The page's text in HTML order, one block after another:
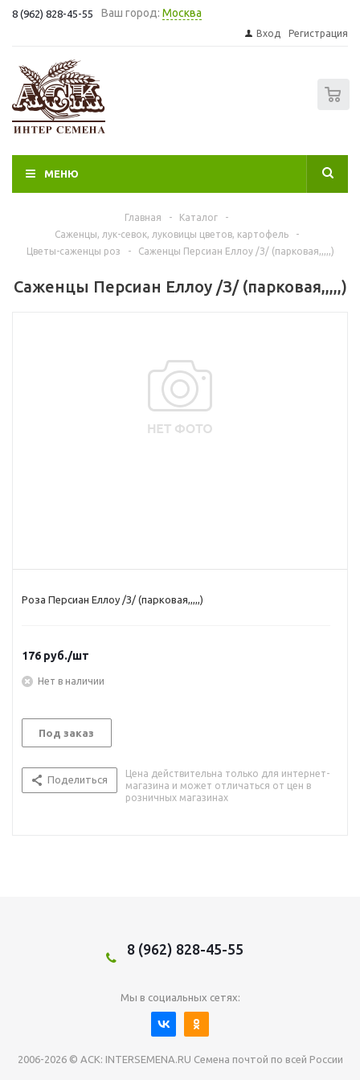
8 (962) 828-45-55 Ваш город: Москва
Вход Регистрация
МЕНЮ
Главная - Каталог
-
Саженцы, лук-севок, луковицы цветов, картофель
-
Цветы-саженцы роз
- Саженцы Персиан Еллоу /З/ (парковая,,,,,)
Саженцы Персиан Еллоу /З/ (парковая,,,,,)
Роза Персиан Еллоу /З/ (парковая,,,,,)
176 руб./шт
Нет в наличии
Под заказ
Поделиться
Цена действительна только для интернет-
магазина и может отличаться от цен в
розничных магазинах
8 (962) 828-45-55
Мы в социальных сетях:
2006-2026 © АСК: INTERSEMENA.RU Семена почтой по всей России